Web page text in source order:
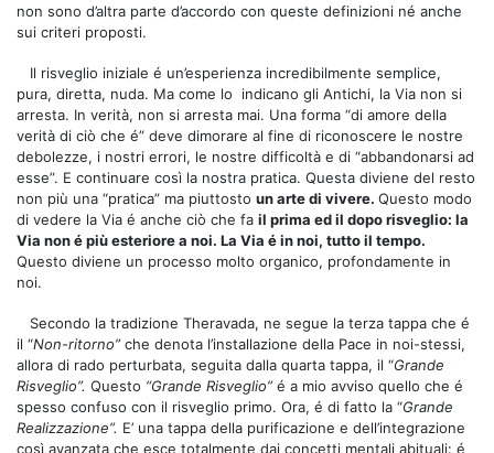
non sono d’altra parte d’accordo con queste definizioni né anche
sui criteri proposti.
Il risveglio iniziale é un’esperienza incredibilmente semplice,
pura, diretta, nuda. Ma come lo
indicano gli Antichi, la Via non si
arresta. In verità, non si arresta mai. Una forma “di amore della
verità di ciò che é” deve dimorare al fine di riconoscere le nostre
debolezze, i nostri errori, le nostre difficoltà e di “abbandonarsi ad
esse”. E continuare così la nostra pratica. Questa diviene del resto
non più una “pratica” ma piuttosto un arte di vivere. Questo modo
di vedere la Via é anche ciò che fa il prima ed il dopo risveglio: la
Via non é più esteriore a noi. La Via é in noi, tutto il tempo.
Questo diviene un processo molto organico, profondamente in
noi.
Secondo la tradizione Theravada, ne segue la terza tappa che é
il “Non-ritorno”che denota l’installazione della Pace in noi-stessi,
allora di rado perturbata, seguita dalla quarta tappa, il “Grande
Risveglio”. Questo “Grande Risveglio”é a mio avviso quello che é
spesso confuso con il risveglio primo. Ora, é di fatto la “Grande
Realizzazione”. E’ una tappa della purificazione e dell’integrazione
così avanzata che esce totalmente dai concetti mentali abituali: é